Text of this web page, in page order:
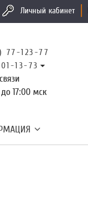
Личный кабинет
77-123-77
13-73
17:00 мск